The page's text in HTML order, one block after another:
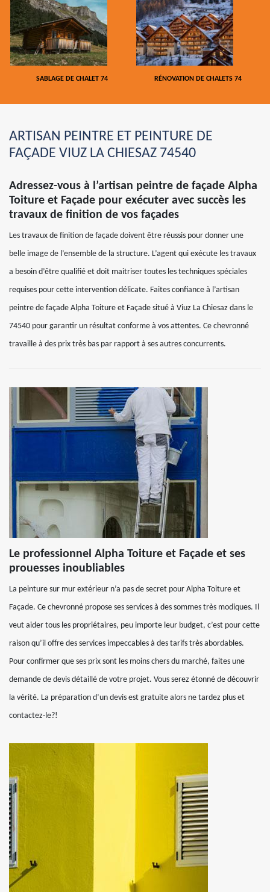
SABLAGE DE CHALET 74 RÉNOVATION DE CHALETS 74
ARTISAN PEINTRE ET PEINTURE DE
FAÇADE VIUZ LA CHIESAZ 74540
Adressez-vous à l’artisan peintre de façade Alpha
Toiture et Façade pour exécuter avec succès les
travaux de finition de vos façades
Les travaux de finition de façade doivent être réussis pour donner une
belle image de l’ensemble de la structure. L’agent qui exécute les travaux
a besoin d’être qualifié et doit maitriser toutes les techniques spéciales
requises pour cette intervention délicate. Faites confiance à l’artisan
peintre de façade Alpha Toiture et Façade situé à Viuz La Chiesaz dans le
74540 pour garantir un résultat conforme à vos attentes. Ce chevronné
travaille à des prix très bas par rapport à ses autres concurrents.
Le professionnel Alpha Toiture et Façade et ses
prouesses inoubliables
La peinture sur mur extérieur n’a pas de secret pour Alpha Toiture et
Façade. Ce chevronné propose ses services à des sommes très modiques. Il
veut aider tous les propriétaires, peu importe leur budget, c’est pour cette
raison qu’il offre des services impeccables à des tarifs très abordables.
Pour confirmer que ses prix sont les moins chers du marché, faites une
demande de devis détaillé de votre projet. Vous serez étonné de découvrir
la vérité. La préparation d’un devis est gratuite alors ne tardez plus et
contactez-le?!